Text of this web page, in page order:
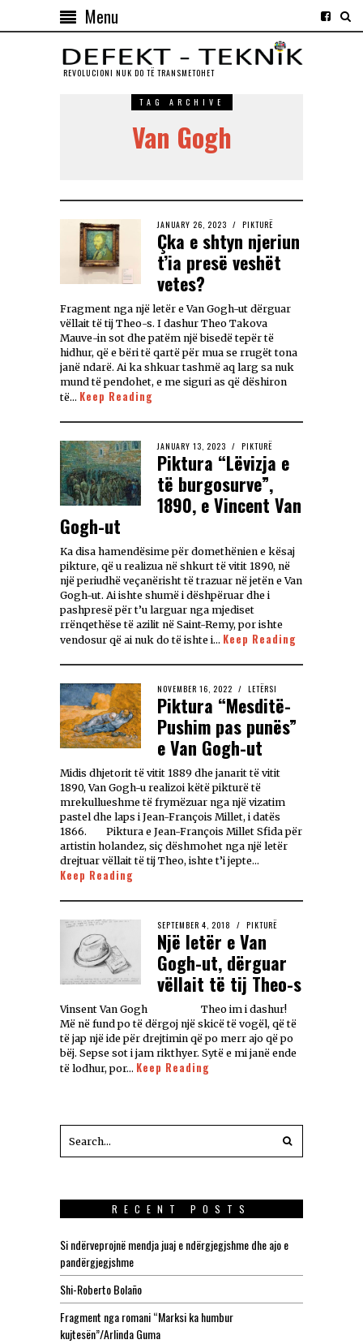
Menu
REVOLUCIONI NUK DO TЁ TRANSMETOHET
TAG ARCHIVE
Van Gogh
JANUARY 26, 2023 PIKTURË
Çka e shtyn njeriun
t’ia presë veshët
vetes?
Fragment nga një letër e Van Gogh-ut dërguar
vëllait të tij Theo-s. I dashur Theo Takova
Mauve-in sot dhe patëm një bisedë tepër të
hidhur, që e bëri të qartë për mua se rrugët tona
janë ndarë. Ai ka shkuar tashmë aq larg sa nuk
mund të pendohet, e me siguri as që dëshiron
të… Keep Reading
JANUARY 13, 2023 PIKTURË
Piktura “Lëvizja e
të burgosurve”,
1890, e Vincent Van
Gogh-ut
Ka disa hamendësime për domethënien e kësaj
pikture, që u realizua në shkurt të vitit 1890, në
një periudhë veçanërisht të trazuar në jetën e Van
Gogh-ut. Ai ishte shumë i dëshpëruar dhe i
pashpresë për t’u larguar nga mjediset
rrënqethëse të azilit në Saint-Remy, por ishte
vendosur që ai nuk do të ishte i… Keep Reading
NOVEMBER 16, 2022 LETËRSI
Piktura “Mesditë-
Pushim pas punës”
e Van Gogh-ut
Midis dhjetorit të vitit 1889 dhe janarit të vitit
1890, Van Gogh-u realizoi këtë pikturë të
mrekullueshme të frymëzuar nga një vizatim
pastel dhe laps i Jean-François Millet, i datës
1866. Piktura e Jean-François Millet Sfida për
artistin holandez, siç dëshmohet nga një letër
drejtuar vëllait të tij Theo, ishte t’i jepte…
Keep Reading
SEPTEMBER 4, 2018 PIKTURË
Një letër e Van
Gogh-ut, dërguar
vëllait të tij Theo-s
Vinsent Van Gogh Theo im i dashur!
Më në fund po të dërgoj një skicë të vogël, që të
të jap një ide për drejtimin që po merr ajo që po
bëj. Sepse sot i jam rikthyer. Sytë e mi janë ende
të lodhur, por… Keep Reading
RECENT POSTS
Si ndërveprojnë mendja juaj e ndërgjegjshme dhe ajo e
pandërgjegjshme
Shi-Roberto Bolaño
Fragment nga romani “Marksi ka humbur
kujtesën”/Arlinda Guma